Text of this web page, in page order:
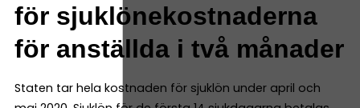
för sjuklönekostnaderna
för anställda i två månader
Staten tar hela kostnaden för sjuklön under april och